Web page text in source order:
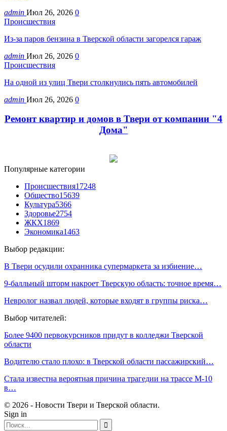
admin Июл 26, 2026 0
Происшествия
Из-за паров бензина в Тверской области загорелся гараж
admin Июл 26, 2026 0
Происшествия
На одной из улиц Твери столкнулись пять автомобилей
admin Июл 26, 2026 0
Ремонт квартир и домов в Твери от компании "4
Дома"
Популярные категории
Происшествия17248
Общество15639
Культура5366
Здоровье2754
ЖКХ1869
Экономика1463
Выбор редакции:
В Твери осудили охранника супермаркета за избиение…
9-балльный шторм накроет Тверскую область: точное время…
Невролог назвал людей, которые входят в группы риска…
Выбор читателей:
Более 9400 первокурсников придут в колледжи Тверской
области
Водителю стало плохо: в Тверской области пассажирский…
Стала известна вероятная причина трагедии на трассе М-10
в…
© 2026 - Новости Твери и Тверской области.
Sign in